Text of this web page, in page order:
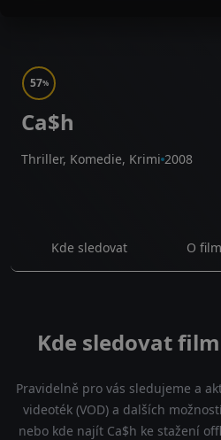
57%
Ca$h
Thriller, Komedie, Krimi 2008
Kde sledovat O
Kde sledovat
Pravidelně pro vás sledujeme a
videoték (VOD) a dalších
nebo kde najít Ca$h ke stažení